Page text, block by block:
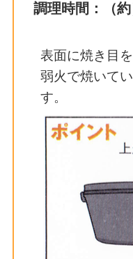
調理時間：（
表面に焼き目
弱火で焼いて
す。